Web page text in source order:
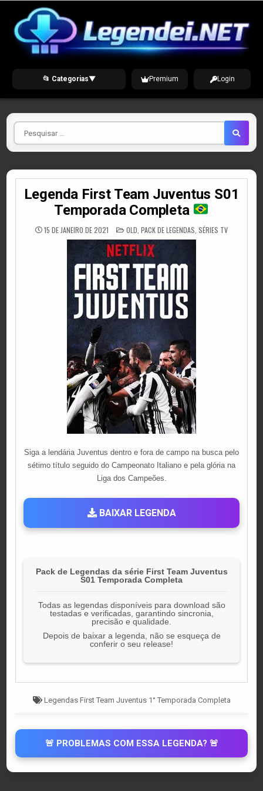
content
📂 Categorias▼ Premium Login
Pesquisar
por
Legenda First Team Juventus S01
Temporada Completa
15 DE JANEIRO DE 2021 POSTED
IN
OLD PACK DE LEGENDAS SÉRIES TV
Siga a lendária Juventus dentro e fora de campo na busca pelo
sétimo título seguido do Campeonato Italiano e pela glória na
Liga dos Campeões.
BAIXAR LEGENDA
Pack de Legendas da série First Team Juventus
S01 Temporada Completa
Todas as legendas disponíveis para download são
testadas e verificadas, garantindo sincronia,
precisão e qualidade.
Depois de baixar a legenda, não se esqueça de
conferir o seu release!
Tagged
Legendas First Team Juventus 1° Temporada Completa
🚨 PROBLEMAS COM ESSA LEGENDA? 🚨